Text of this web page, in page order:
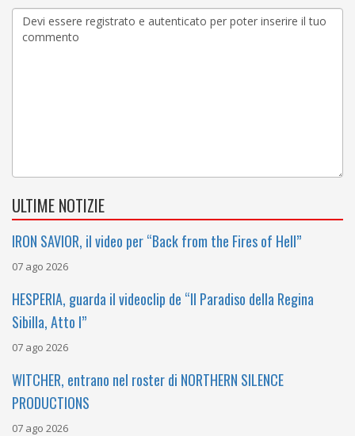
ULTIME NOTIZIE
IRON SAVIOR, il video per “Back from the Fires of Hell”
07 ago 2026
HESPERIA, guarda il videoclip de “Il Paradiso della Regina
Sibilla, Atto I”
07 ago 2026
WITCHER, entrano nel roster di NORTHERN SILENCE
PRODUCTIONS
07 ago 2026